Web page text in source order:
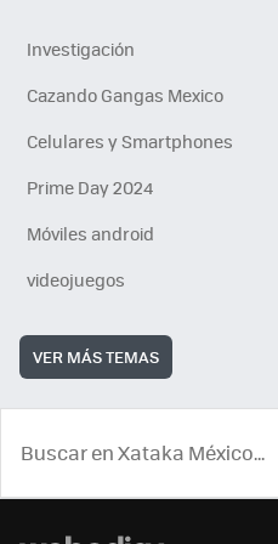
Investigación
Cazando Gangas Mexico
Celulares y Smartphones
Prime Day 2024
Móviles android
videojuegos
VER MÁS TEMAS